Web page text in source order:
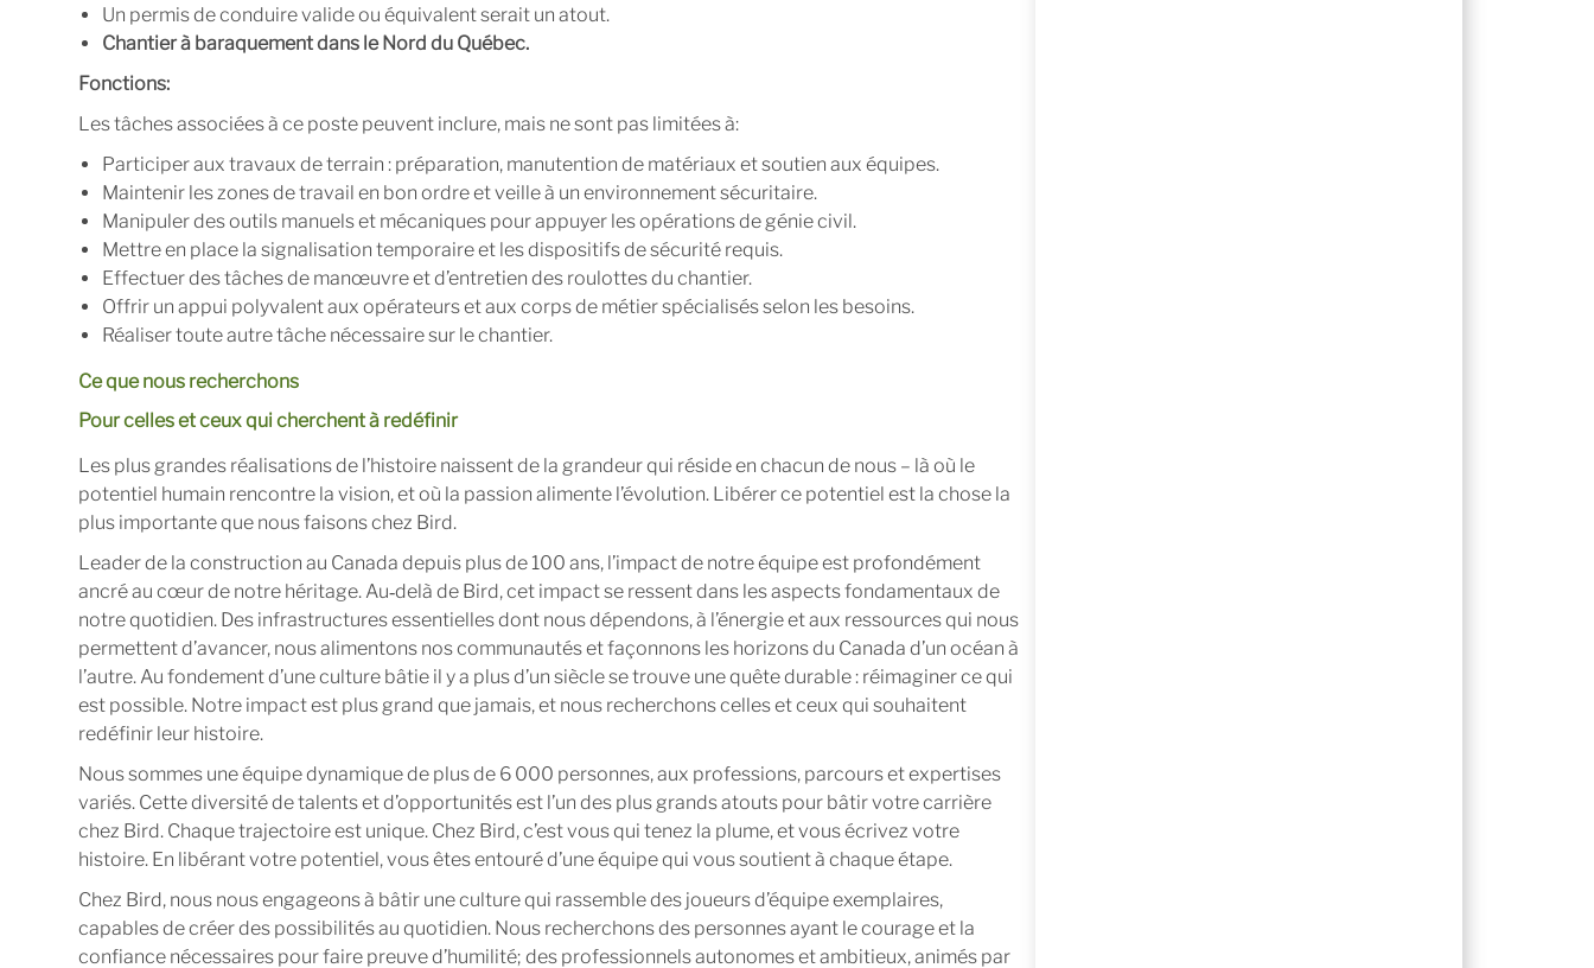
Un permis de conduire valide ou équivalent serait un atout.
Chantier à baraquement dans le Nord du Québec.
Fonctions:
Les tâches associées à ce poste peuvent inclure, mais ne sont pas limitées à:
Participer aux travaux de terrain : préparation, manutention de matériaux et soutien aux équipes.
Maintenir les zones de travail en bon ordre et veille à un environnement sécuritaire.
Manipuler des outils manuels et mécaniques pour appuyer les opérations de génie civil.
Mettre en place la signalisation temporaire et les dispositifs de sécurité requis.
Effectuer des tâches de manœuvre et d’entretien des roulottes du chantier.
Offrir un appui polyvalent aux opérateurs et aux corps de métier spécialisés selon les besoins.
Réaliser toute autre tâche nécessaire sur le chantier.
Ce que nous recherchons
Pour celles et ceux qui cherchent à redéfinir
Les plus grandes réalisations de l’histoire naissent de la grandeur qui réside en chacun de nous – là où le
potentiel humain rencontre la vision, et où la passion alimente l’évolution. Libérer ce potentiel est la chose la
plus importante que nous faisons chez Bird.
Leader de la construction au Canada depuis plus de 100 ans, l’impact de notre équipe est profondément
ancré au cœur de notre héritage. Au‑delà de Bird, cet impact se ressent dans les aspects fondamentaux de
notre quotidien. Des infrastructures essentielles dont nous dépendons, à l’énergie et aux ressources qui nous
permettent d’avancer, nous alimentons nos communautés et façonnons les horizons du Canada d’un océan à
l’autre. Au fondement d’une culture bâtie il y a plus d’un siècle se trouve une quête durable : réimaginer ce qui
est possible. Notre impact est plus grand que jamais, et nous recherchons celles et ceux qui souhaitent
redéfinir leur histoire.
Nous sommes une équipe dynamique de plus de 6 000 personnes, aux professions, parcours et expertises
variés. Cette diversité de talents et d’opportunités est l’un des plus grands atouts pour bâtir votre carrière
chez Bird. Chaque trajectoire est unique. Chez Bird, c’est vous qui tenez la plume, et vous écrivez votre
histoire. En libérant votre potentiel, vous êtes entouré d’une équipe qui vous soutient à chaque étape.
Chez Bird, nous nous engageons à bâtir une culture qui rassemble des joueurs d’équipe exemplaires,
capables de créer des possibilités au quotidien. Nous recherchons des personnes ayant le courage et la
confiance nécessaires pour faire preuve d’humilité; des professionnels autonomes et ambitieux, animés par